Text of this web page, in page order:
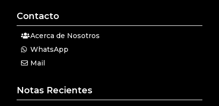
Contacto
Acerca de Nosotros
WhatsApp
Mail
Notas Recientes